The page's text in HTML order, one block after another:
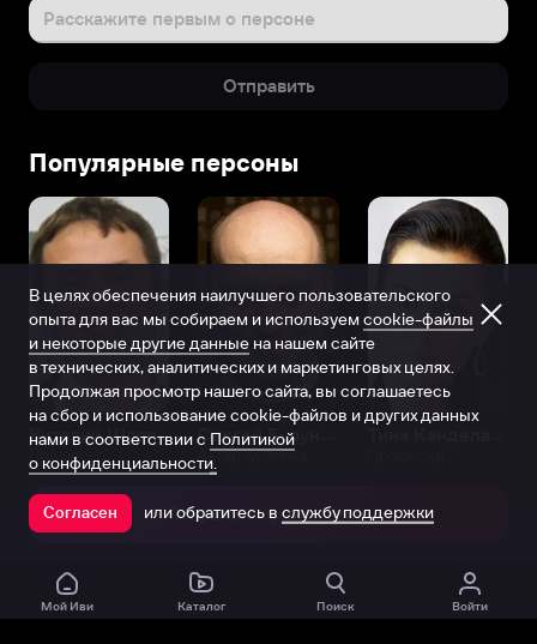
Расскажите первым о персоне
Отправить
Популярные персоны
Виталий Шляппо
Продюсер Актёр дубляжа
Открыть в приложении
Мой Иви Каталог Поиск Войти
В целях обеспечения наилучшего пользовательского
опыта для вас мы собираем и используем cookie-файлы
и некоторые другие данные на нашем сайте
в технических, аналитических и маркетинговых целях.
Продолжая просмотр нашего сайта, вы соглашаетесь
на сбор и использование cookie-файлов и других данных
нами в соответствии с Политикой
о конфиденциальности.
Согласен или обратитесь в службу поддержки